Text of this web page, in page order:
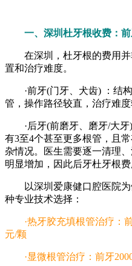
一、深圳杜牙根收费：前
在深圳，杜牙根的费用并
置和治疗难度。
·前牙(门牙、犬齿) ：结构
管，操作路径较直，治疗难
·后牙(前磨牙、磨牙/大牙)
有3至4个甚至更多根管，且
杂情况。医生需要逐一清理
明显增加，因此后牙杜牙根费
以深圳爱康健口腔医院为
种专业技术选择：
·热牙胶充填根管治疗：前
元/颗
·显微根管治疗：前牙2000